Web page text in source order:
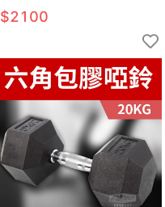
量啞鈴／重量訓練
$2100